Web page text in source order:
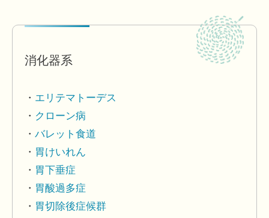
消化器系
エリテマトーデス
クローン病
バレット食道
胃けいれん
胃下垂症
胃酸過多症
胃切除後症候群